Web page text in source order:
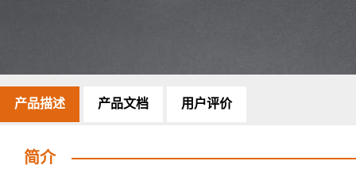
产品描述 产品文档 用户评价
简介